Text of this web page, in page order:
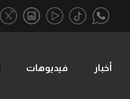
أخبار فيديوهات